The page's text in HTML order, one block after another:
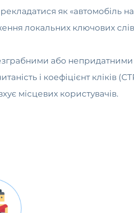
як «автомобіль
локальних ключових
або
і коефіцієнт кліків
місцевих користувачів.